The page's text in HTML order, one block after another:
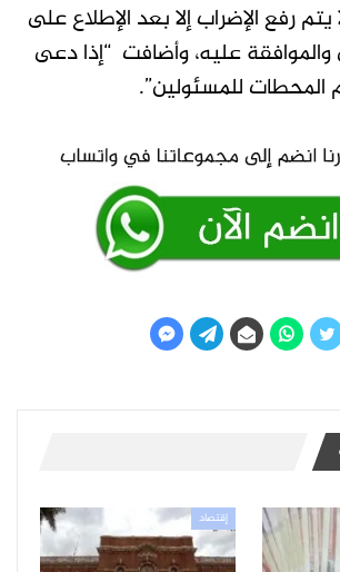
رفع الإضراب إلا بعد الإطلاع على
والموافقة عليه، وأضافت “إذا دعى
المحطات للمسئولين”.
إقتصاد